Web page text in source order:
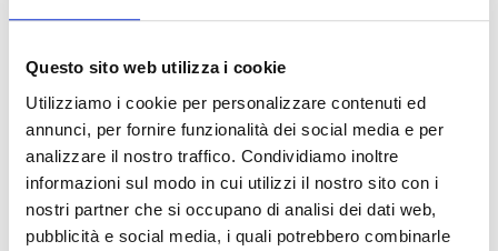
Questo sito web utilizza i cookie
Utilizziamo i cookie per personalizzare contenuti ed
annunci, per fornire funzionalità dei social media e per
analizzare il nostro traffico. Condividiamo inoltre
informazioni sul modo in cui utilizzi il nostro sito con i
nostri partner che si occupano di analisi dei dati web,
pubblicità e social media, i quali potrebbero combinarle
Accessoires pour socles EB00 - Matériaux (47)
Documents(6992)
Tout sélectionner
marqués par une icône lock